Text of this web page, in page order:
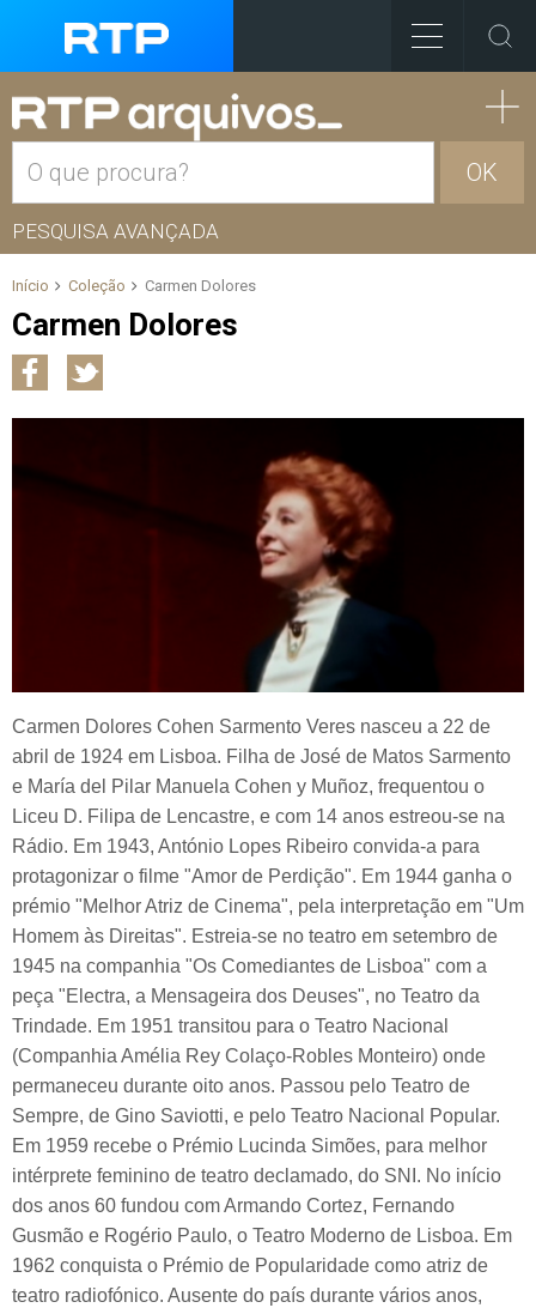
OK
PESQUISA AVANÇADA
Início Coleção Carmen Dolores
Carmen Dolores
Carmen Dolores Cohen Sarmento Veres nasceu a 22 de
abril de 1924 em Lisboa. Filha de José de Matos Sarmento
e María del Pilar Manuela Cohen y Muñoz, frequentou o
Liceu D. Filipa de Lencastre, e com 14 anos estreou-se na
Rádio. Em 1943, António Lopes Ribeiro convida-a para
protagonizar o filme "Amor de Perdição". Em 1944 ganha o
prémio "Melhor Atriz de Cinema", pela interpretação em "Um
Homem às Direitas". Estreia-se no teatro em setembro de
1945 na companhia "Os Comediantes de Lisboa" com a
peça "Electra, a Mensageira dos Deuses", no Teatro da
Trindade. Em 1951 transitou para o Teatro Nacional
(Companhia Amélia Rey Colaço-Robles Monteiro) onde
permaneceu durante oito anos. Passou pelo Teatro de
Sempre, de Gino Saviotti, e pelo Teatro Nacional Popular.
Em 1959 recebe o Prémio Lucinda Simões, para melhor
intérprete feminino de teatro declamado, do SNI. No início
dos anos 60 fundou com Armando Cortez, Fernando
Gusmão e Rogério Paulo, o Teatro Moderno de Lisboa. Em
1962 conquista o Prémio de Popularidade como atriz de
teatro radiofónico. Ausente do país durante vários anos,